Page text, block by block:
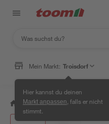
Mein Markt: Troisdorf
Hier kannst du deinen
Markt anpassen , falls er nicht
stimmt.
/ Garten & Freizeit /